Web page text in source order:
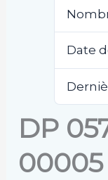
Date
DP
00005